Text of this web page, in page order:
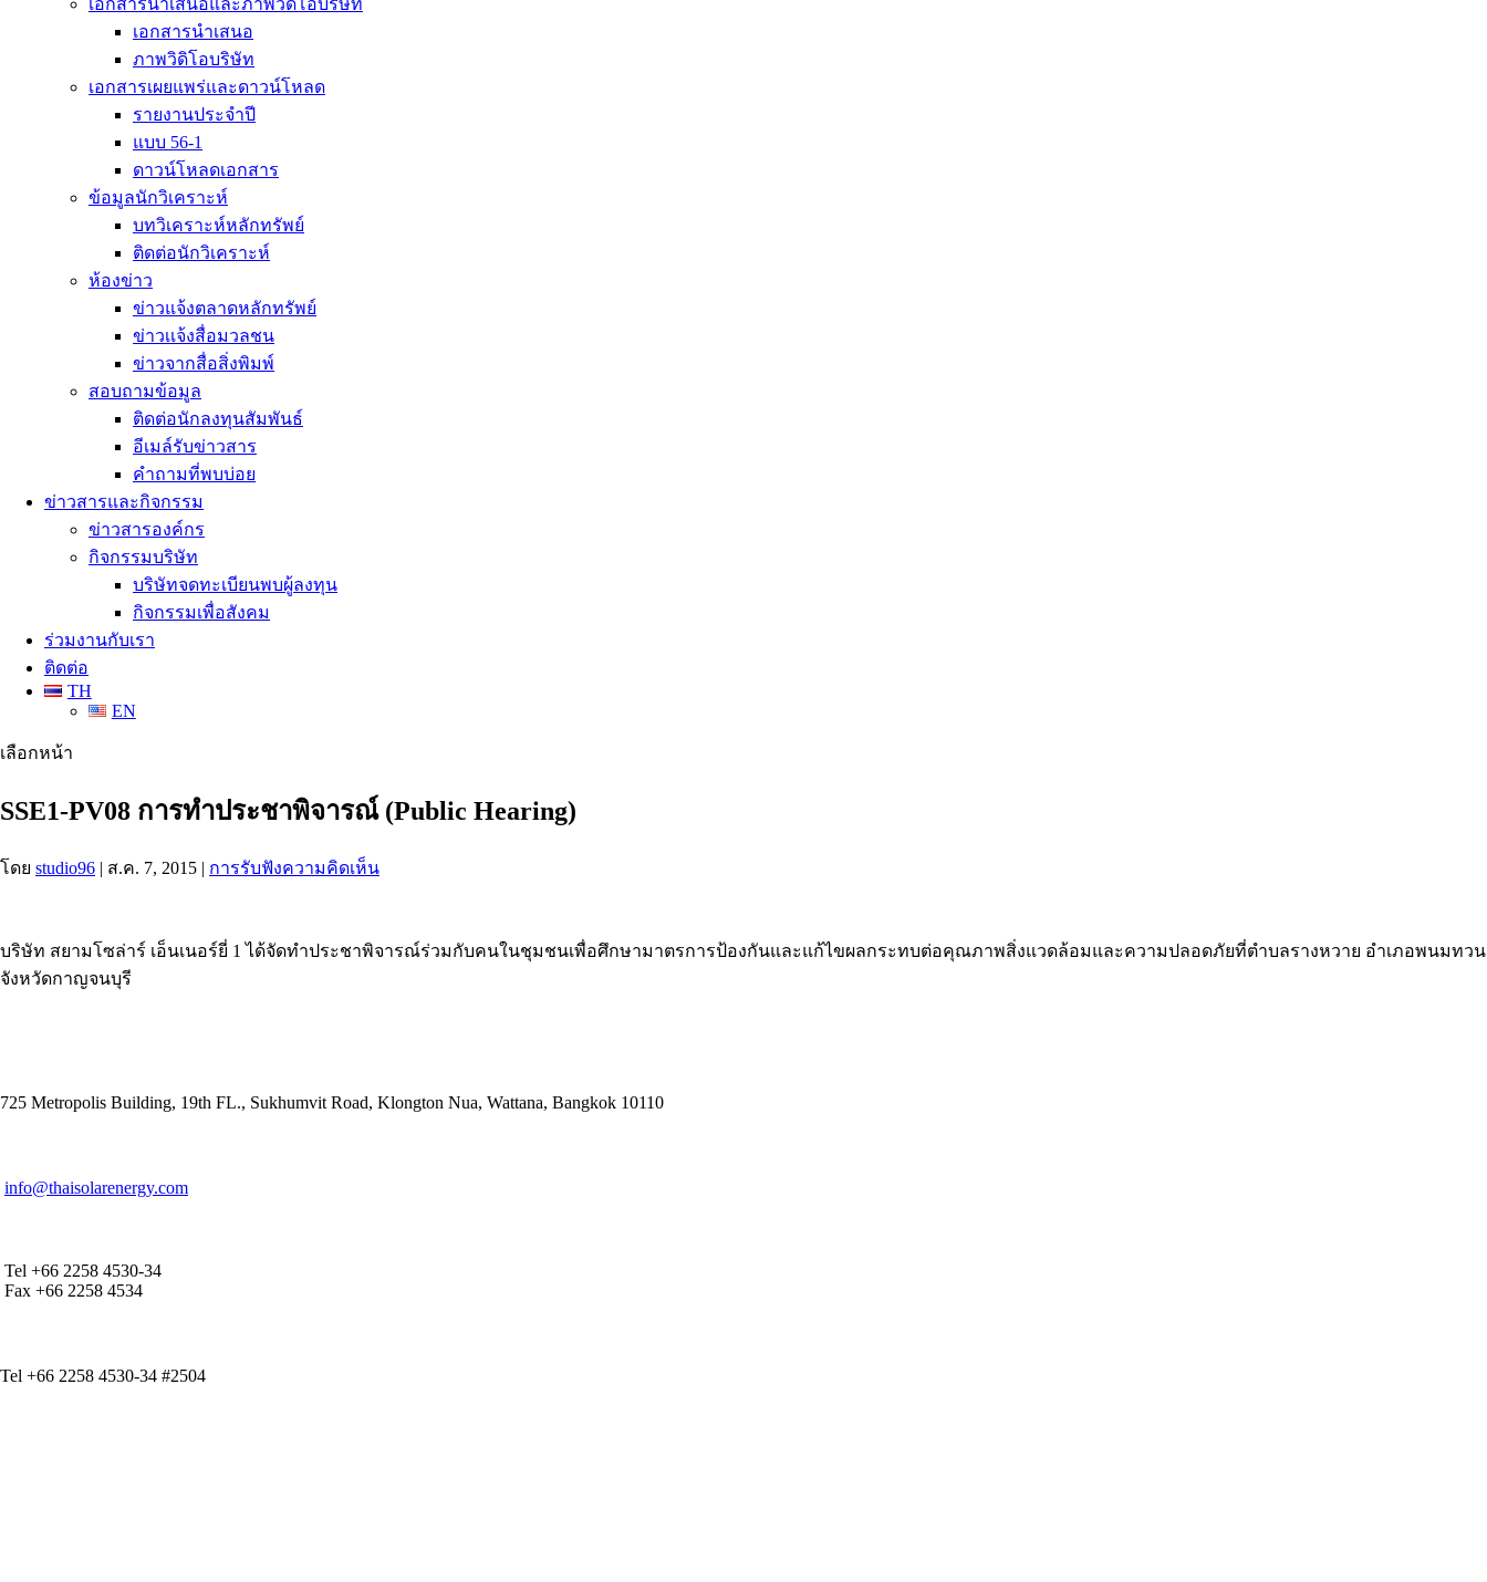
เอกสารนำเสนอและภาพวีดีโอบริษัท
เอกสารนำเสนอ
ภาพวิดิโอบริษัท
เอกสารเผยแพร่และดาวน์โหลด
รายงานประจำปี
แบบ 56-1
ดาวน์โหลดเอกสาร
ข้อมูลนักวิเคราะห์
บทวิเคราะห์หลักทรัพย์
ติดต่อนักวิเคราะห์
ห้องข่าว
ข่าวแจ้งตลาดหลักทรัพย์
ข่าวเเจ้งสื่อมวลชน
ข่าวจากสื่อสิ่งพิมพ์
สอบถามข้อมูล
ติดต่อนักลงทุนสัมพันธ์
อีเมล์รับข่าวสาร
คำถามที่พบบ่อย
ข่าวสารและกิจกรรม
ข่าวสารองค์กร
กิจกรรมบริษัท
บริษัทจดทะเบียนพบผู้ลงทุน
กิจกรรมเพื่อสังคม
ร่วมงานกับเรา
ติดต่อ
TH
EN
เลือกหน้า
SSE1-PV08 การทำประชาพิจารณ์ (Public Hearing)
โดย studio96 | ส.ค. 7, 2015 | การรับฟังความคิดเห็น
บริษัท สยามโซล่าร์ เอ็นเนอร์ยี่ 1 ได้จัดทำประชาพิจารณ์ร่วมกับคนในชุมชนเพื่อศึกษามาตรการป้องกันและแก้ไขผลกระทบต่อคุณภาพสิ่งแวดล้อมและความปลอดภัยที่ตำบลรางหวาย อำเภอพนมทวน
จังหวัดกาญจนบุรี
725 Metropolis Building, 19th FL., Sukhumvit Road, Klongton Nua, Wattana, Bangkok 10110
info@thaisolarenergy.com
Tel +66 2258 4530-34
Fax +66 2258 4534
Tel +66 2258 4530-34 #2504